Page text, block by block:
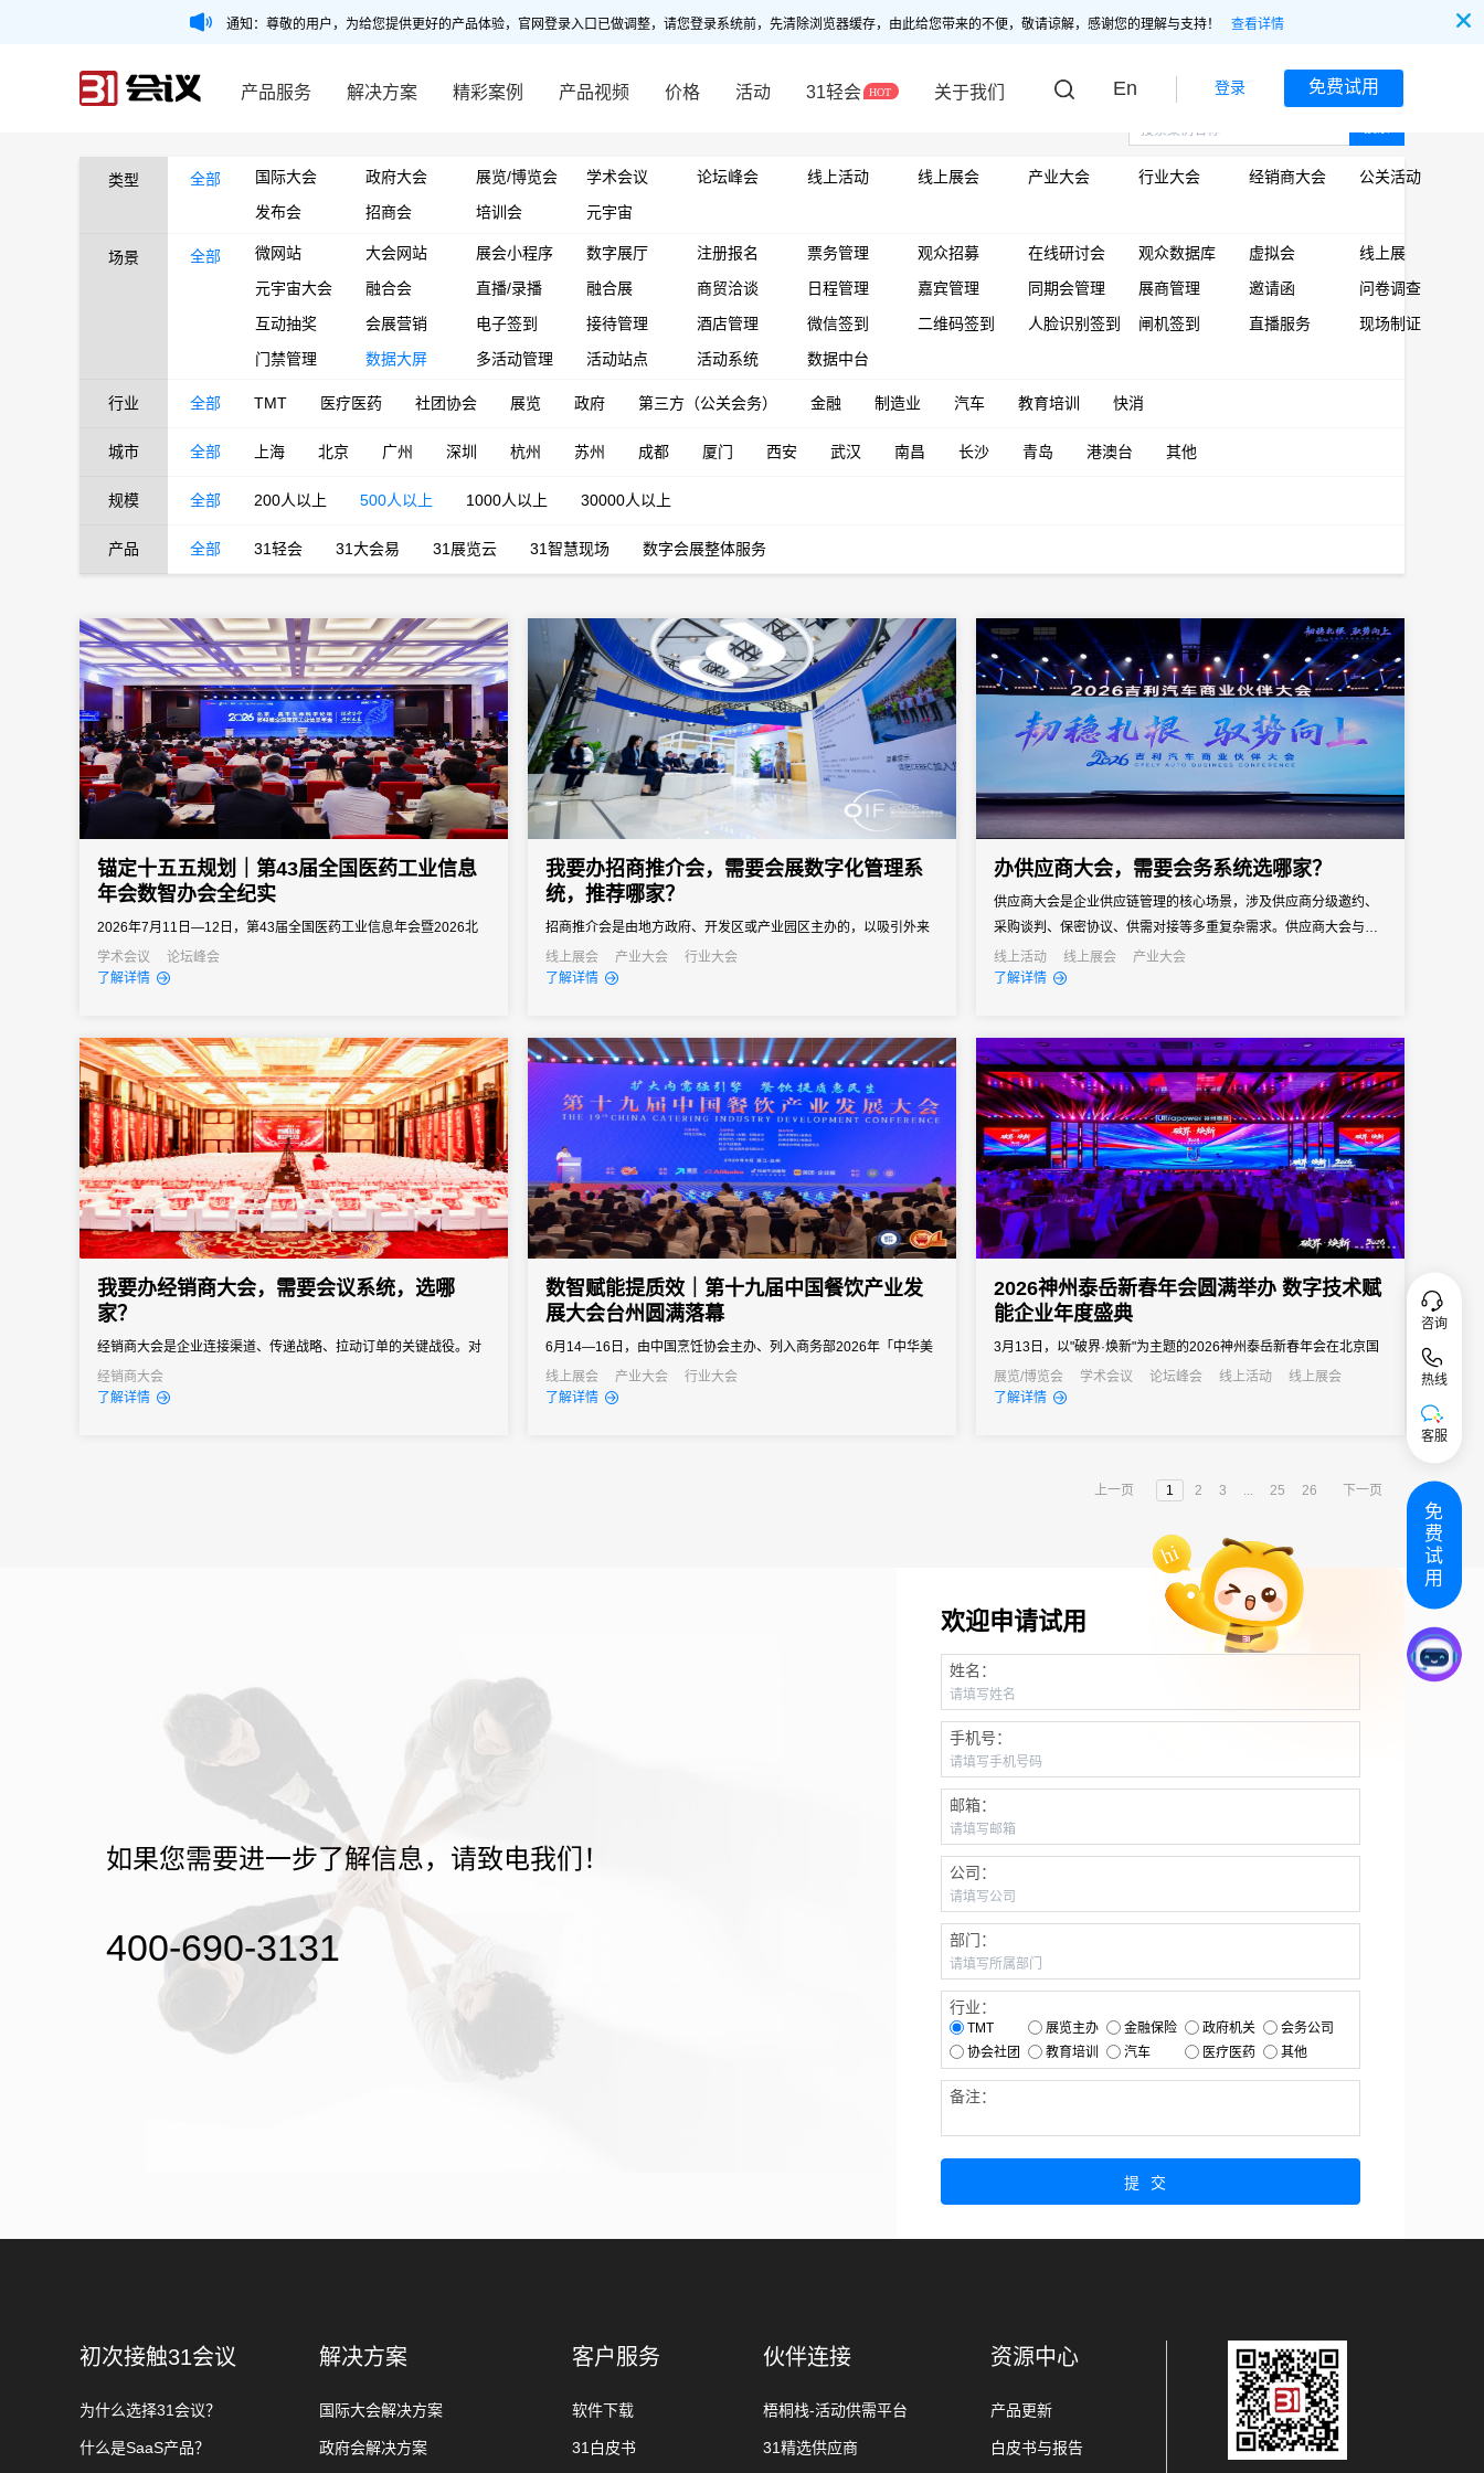
通知：尊敬的用户，为给您提供更好的产品体验，官网登录入口已做调整，请您登录系统前，先清除浏览器缓存，由此给您带来的不便，敬请谅解，感谢您的理解与支持！ 查看详情
产品服务 解决方案 精彩案例 产品视频 价格 活动 31轻会 关于我们 En 登录 免费试用
类型 全部 国际大会 政府大会 展览/博览会 学术会议 论坛峰会 线上活动 线上展会 产业大会 行业大会 经销商大会
公关活动
发布会
招商会 培训会 元宇宙
场景 全部 微网站 大会网站 展会小程序 数字展厅 注册报名 票务管理 观众招募 在线研讨会 观众数据库 虚拟会
线上展
元宇宙大会
融合会 直播/录播 融合展 商贸洽谈 日程管理 嘉宾管理 同期会管理 展商管理 邀请函
问卷调查
互动抽奖
会展营销 电子签到 接待管理 酒店管理 微信签到 二维码签到 人脸识别签到 闸机签到 直播服务
现场制证
门禁管理
数据大屏 多活动管理 活动站点 活动系统 数据中台
行业 全部 TMT 医疗医药 社团协会 展览 政府 第三方（公关会务） 金融 制造业 汽车 教育培训 快消
城市 全部 上海 北京 广州 深圳 杭州 苏州 成都 厦门 西安 武汉 南昌 长沙 青岛 港澳台 其他
规模 全部 200人以上 500人以上 1000人以上 30000人以上
产品 全部 31轻会 31大会易 31展览云 31智慧现场 数字会展整体服务
锚定十五五规划｜第43届全国医药工业信息
年会数智办会全纪实
2026年7月11日—12日，第43届全国医药工业信息年会暨2026北
京・昌平生命科学论坛落地北京昌平石油科技交流中心。大会由北
京市经信局、北京市药监局、昌平区政府等多部门联合主办，中国
学术会议
论坛峰会
了解详情
我要办招商推介会，需要会展数字化管理系
统，推荐哪家？
招商推介会是由地方政府、开发区或产业园区主办的，以吸引外来
投资、促进产业落地为核心目标的专题商务活动。参会客商涵盖世
界500强、行业龙头、投资机构和商会协会，单场活动潜在投资意
会务系统不...
线上展会 产业大会
行业大会
了解详情
办供应商大会，需要会务系统选哪家？
供应商大会是企业供应链管理的核心场景，涉及供应商分级邀约、
采购谈判、保密协议、供需对接等多重复杂需求。供应商大会与普
通企业会议有本质区别——它既是企业面向供应链伙伴的年度沟通
窗口，也是采购策略落地、供需关系深化的关键场景。
线上活动 线上展会
产业大会
了解详情
我要办经销商大会，需要会议系统，选哪
家？
经销商大会是企业连接渠道、传递战略、拉动订单的关键战役。对
品牌商而言，它不只是“开一场会”，而是年度政策发布、销售目标分
解、渠道关系维护的核心节点。一场成功的经销商大会，能让经销
经销商大会
了解详情
数智赋能提质效｜第十九届中国餐饮产业发
展大会台州圆满落幕
6月14—16日，由中国烹饪协会主办、列入商务部2026年「中华美
食荟」重点促消费活动的第十九届中国餐饮产业发展大会在浙江台
州白天鹅国际会议中心圆满举办。
线上展会 产业大会
行业大会
了解详情
2026神州泰岳新春年会圆满举办 数字技术赋
能企业年度盛典
3月13日，以"破界·焕新"为主题的2026神州泰岳新春年会在北京国
家会议中心成功举办。来自全国的1600余名泰岳人齐聚一堂，回望
2025奋进征程，共启AI时代的战略新征程，以"破认知之界、破人效
展览/博览会 学术会议 论坛峰会 线上活动
线上展会
了解详情
上一页 1 2 3 ... 25 26 下一页
如果您需要进一步了解信息，请致电我们！
400-690-3131
欢迎申请试用
姓名：
手机号：
邮箱：
公司：
部门：
行业：
TMT 展览主办 金融保险 政府机关
会务公司
协会社团
教育培训 汽车 医疗医药 其他
备注：
提交
初次接触31会议
为什么选择31会议？
什么是SaaS产品？
解决方案
国际大会解决方案
政府会解决方案
客户服务
软件下载
31白皮书
伙伴连接
梧桐栈-活动供需平台
31精选供应商
资源中心
产品更新
白皮书与报告
咨询
热线
客服
免
费
试
用